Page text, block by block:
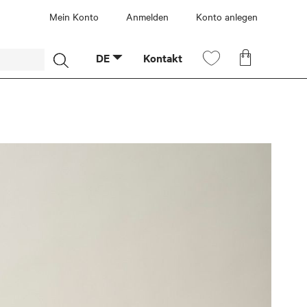
Mein Konto Anmelden Konto anlegen
Mein
Kontakt
DE
Suche